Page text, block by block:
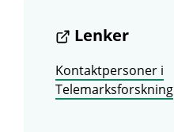
Lenker
Kontaktpersoner i
Telemarksforskning